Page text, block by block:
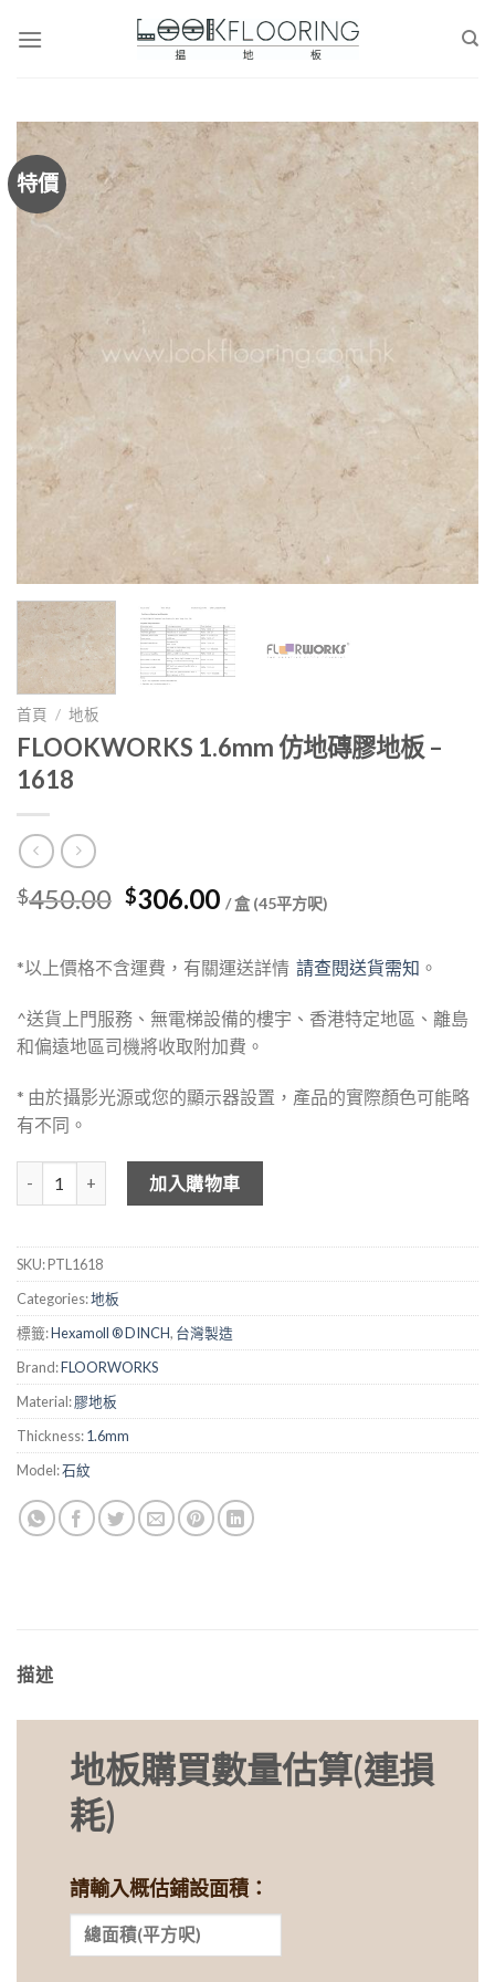
特價
首頁 / 地板
FLOOKWORKS 1.6mm 仿地磚膠地板 –
1618
$450.00 Original
was:
$450.00.
$306.00Current
is:
$306.00.
/ 盒 (45平方呎)
*以上價格不含運費，有關運送詳情 請查閱送貨需知 。
^送貨上門服務、無電梯設備的樓宇、香港特定地區、離島
和偏遠地區司機將收取附加費。
* 由於攝影光源或您的顯示器設置，產品的實際顏色可能略
有不同。
FLOOKWORKS 1.6mm 仿地磚膠地板 - 1618 數量
加入購物車
SKU:PTL1618
Categories:地板
標籤:Hexamoll ® DINCH, 台灣製造
Brand:FLOORWORKS
Material:膠地板
Thickness:1.6mm
Model:石紋
描述
地板購買數量估算(連損
耗)
請輸入概估鋪設面積：